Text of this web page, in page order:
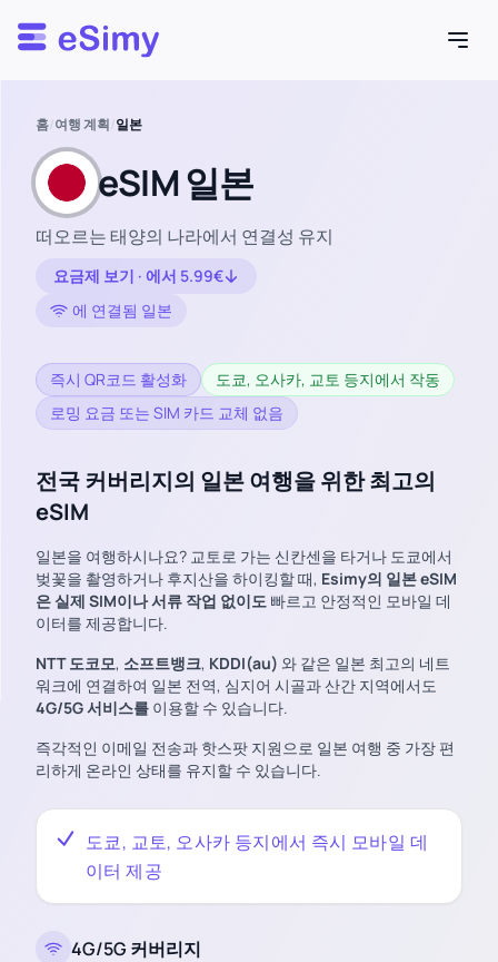
Esimy
홈/여행 계획/일본
eSIM 일본
떠오르는 태양의 나라에서 연결성 유지
요금제 보기 · 에서 5.99€
에 연결됨 일본
즉시 QR코드 활성화
도쿄, 오사카, 교토 등지에서 작동
로밍 요금 또는 SIM 카드 교체 없음
전국 커버리지의 일본 여행을 위한 최고의
eSIM
일본을 여행하시나요? 교토로 가는 신칸센을 타거나 도쿄에서
벚꽃을 촬영하거나 후지산을 하이킹할 때, Esimy의 일본 eSIM
은 실제 SIM이나 서류 작업 없이도 빠르고 안정적인 모바일 데
이터를 제공합니다.
NTT 도코모, 소프트뱅크, KDDI(au) 와 같은 일본 최고의 네트
워크에 연결하여 일본 전역, 심지어 시골과 산간 지역에서도
4G/5G 서비스를 이용할 수 있습니다.
즉각적인 이메일 전송과 핫스팟 지원으로 일본 여행 중 가장 편
리하게 온라인 상태를 유지할 수 있습니다.
도쿄, 교토, 오사카 등지에서 즉시 모바일 데
이터 제공
4G/5G 커버리지